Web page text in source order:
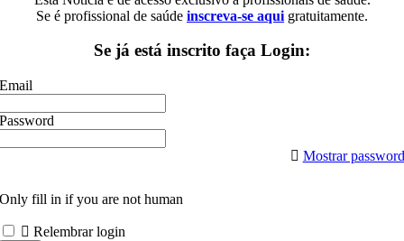
Se é profissional de saúde inscreva-se aqui gratuitamente.
Se já está inscrito faça Login:
Email
Password
Mostrar password
Only fill in if you are not human
Relembrar login